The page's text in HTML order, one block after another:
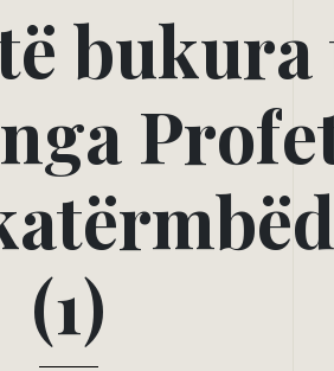
ë bukura
nga Profe
atërmbëd
(1)